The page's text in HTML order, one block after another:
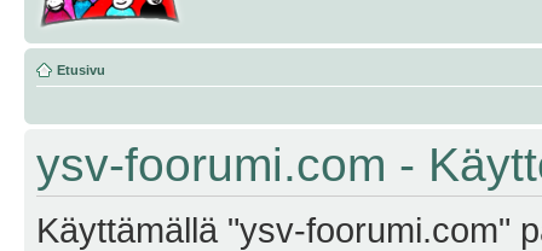
Etusivu
ysv-foorumi.com -
Käyttämällä "ysv-foorumi.com"